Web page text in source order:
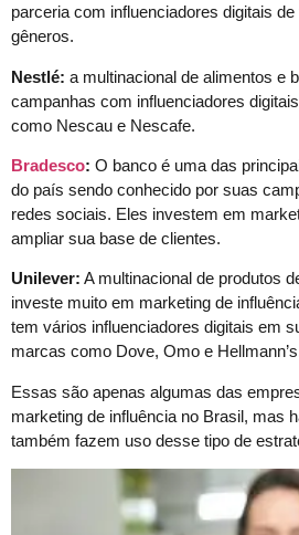
parceria com influenciadores digitais
gêneros.
Nestlé: a multinacional de alimentos e
campanhas com influenciadores
como Nescau e Nescafe.
Bradesco: O banco é uma das
do país sendo conhecido por suas
redes sociais. Eles investem em
ampliar sua base de clientes.
Unilever: A multinacional de produtos
investe muito em marketing de
tem vários influenciadores digitais em
marcas como Dove, Omo e
Essas são apenas algumas das
marketing de influência no Brasil, mas
também fazem uso desse tipo de